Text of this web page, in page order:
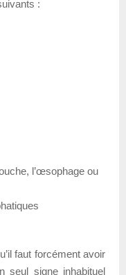
:
l’œsophage ou
faut forcément avoir
seul signe inhabituel